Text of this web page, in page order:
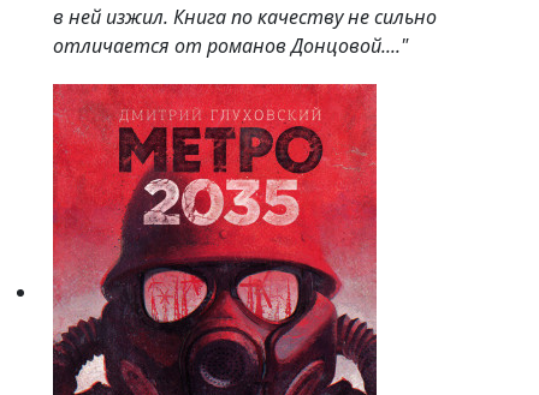
в ней изжил. Книга по качеству не сильно
отличается от романов Донцовой...."